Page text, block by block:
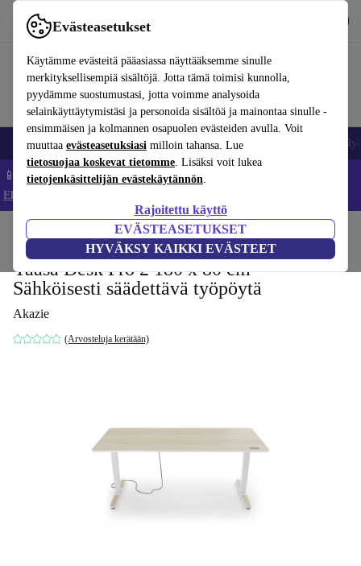
Evästeasetukset
Käytämme evästeitä pääasiassa näyttääksemme sinulle
merkityksellisempiä sisältöjä. Jotta tämä toimisi kunnolla,
pyydämme suostumustasi, jotta voimme analysoida
selainkäyttäytymistäsi ja personoida sisältöä ja mainontaa sinulle -
ensimmäisen ja kolmannen osapuolen evästeiden avulla. Voit
muuttaa evästeasetuksiasi milloin tahansa. Lue
tietosuojaa koskevat tietomme. Lisäksi voit lukea
tietojenkäsittelijän evästekäytännön.
Rajoitettu käyttö
EVÄSTEASETUKSET
HYVÄKSY KAIKKI EVÄSTEET
Käytä refurbed-palvelua nopeasti ja helposti
Matkapuhelimet ja älypuhelimet Kannettavat tietokoneet
📱 Säästä 5 % LISÄÄ iPhoneista – Koodi: IPHONEDEAL –
Ehdot ja säännöt
Toimistokalusteet Työpöydät
Yaasa Desk Pro 2 180 x 80 cm –
Sähköisesti säädettävä työpöytä
Akazie
(Arvosteluja kerätään)